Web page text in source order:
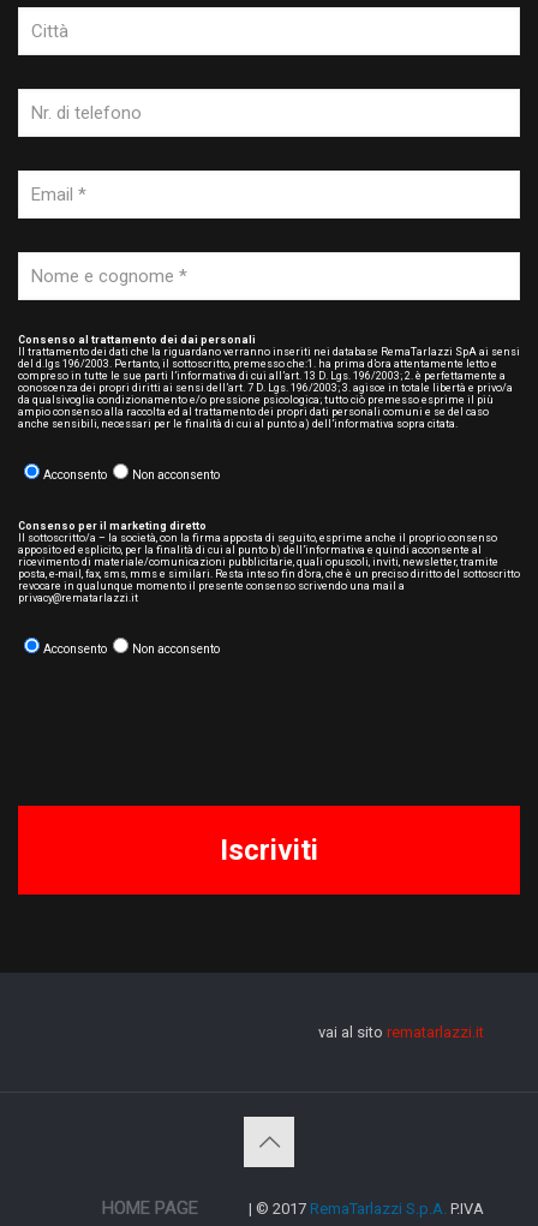
Consenso al trattamento dei dai personali
Il trattamento dei dati che la riguardano verranno inseriti nei database RemaTarlazzi SpA ai sensi
del d.lgs 196/2003. Pertanto, il sottoscritto, premesso che:1. ha prima d’ora attentamente letto e
compreso in tutte le sue parti l’informativa di cui all’art. 13 D. Lgs. 196/2003; 2. è perfettamente a
conoscenza dei propri diritti ai sensi dell’art. 7 D. Lgs. 196/2003; 3. agisce in totale libertà e privo/a
da qualsivoglia condizionamento e/o pressione psicologica; tutto ciò premesso esprime il più
ampio consenso alla raccolta ed al trattamento dei propri dati personali comuni e se del caso
anche sensibili, necessari per le finalità di cui al punto a) dell’informativa sopra citata.
Acconsento Non acconsento
Consenso per il marketing diretto
Il sottoscritto/a – la società, con la firma apposta di seguito, esprime anche il proprio consenso
apposito ed esplicito, per la finalità di cui al punto b) dell’informativa e quindi acconsente al
ricevimento di materiale/comunicazioni pubblicitarie, quali opuscoli, inviti, newsletter, tramite
posta, e-mail, fax, sms, mms e similari. Resta inteso fin d’ora, che è un preciso diritto del sottoscritto
revocare in qualunque momento il presente consenso scrivendo una mail a
privacy@rematarlazzi.it
Acconsento Non acconsento
vai al sito rematarlazzi.it
HOME PAGE | © 2017 RemaTarlazzi S.p.A. P.IVA